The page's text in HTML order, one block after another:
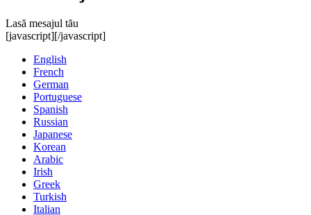
Lasă mesajul tău
[javascript][/javascript]
English
French
German
Portuguese
Spanish
Russian
Japanese
Korean
Arabic
Irish
Greek
Turkish
Italian